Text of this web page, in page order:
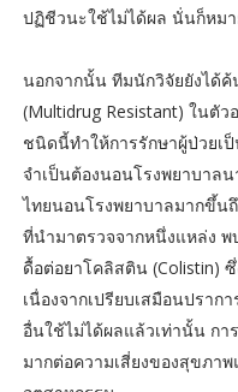
ปฏิชีวนะใช้ไม่ได้ผล นั่นก็หม
นอกจากนั้น ทีมนักวิจัยยังได้
(Multidrug Resistant) ในตั
ชนิดนี้ทำให้การรักษาผู้ป่วยเ
จำเป็นต้องนอนโรงพยาบาล
ไทยนอนโรงพยาบาลมากขึ้น
ที่นำมาตรวจจากหนึ่งแหล่ง พ
ดื้อต่อยาโคลิสติน (Colistin)
เนื่องจากเปรียบเสมือนปรา
อื่นใช้ไม่ได้ผลแล้วเท่านั้น กา
มากต่อความเสี่ยงของสุขภา